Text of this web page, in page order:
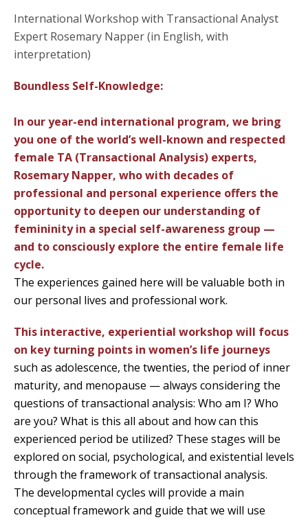
International Workshop with Transactional Analyst
Expert Rosemary Napper (in English, with
interpretation)
Boundless Self-Knowledge:
In our year-end international program, we bring
you one of the world’s well-known and respected
female TA (Transactional Analysis) experts,
Rosemary Napper, who with decades of
professional and personal experience offers the
opportunity to deepen our understanding of
femininity in a special self-awareness group —
and to consciously explore the entire female life
cycle.
The experiences gained here will be valuable both in
our personal lives and professional work.
This interactive, experiential workshop will focus
on key turning points in women’s life journeys
such as adolescence, the twenties, the period of inner
maturity, and menopause — always considering the
questions of transactional analysis: Who am I? Who
are you? What is this all about and how can this
experienced period be utilized? These stages will be
explored on social, psychological, and existential levels
through the framework of transactional analysis.
The developmental cycles will provide a main
conceptual framework and guide that we will use